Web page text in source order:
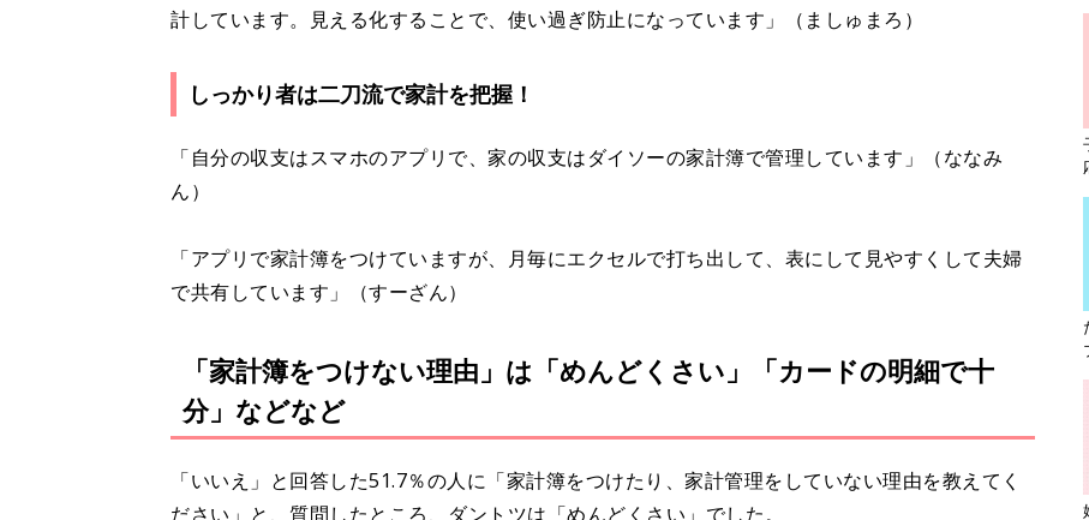
計しています。見える化することで、使い過ぎ防止になっています」（ましゅまろ）
しっかり者は二刀流で家計を把握！
「自分の収支はスマホのアプリで、家の収支はダイソーの家計簿で管理しています」（ななみ
ん）
「アプリで家計簿をつけていますが、月毎にエクセルで打ち出して、表にして見やすくして夫婦
で共有しています」（すーざん）
「家計簿をつけない理由」は「めんどくさい」「カードの明細で十
分」などなど
「いいえ」と回答した51.7％の人に「家計簿をつけたり、家計管理をしていない理由を教えてく
ださい」と、質問したところ、ダントツは「めんどくさい」でした。